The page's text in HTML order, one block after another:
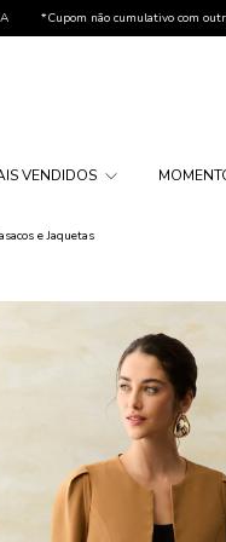
com outras promoções FRETE
VENDIDOS
e Jaquetas